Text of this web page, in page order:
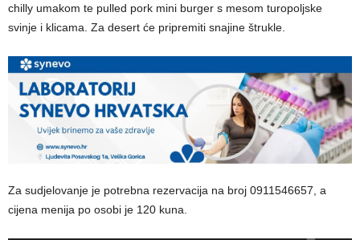
chilly umakom te pulled pork mini burger s mesom turopoljske
svinje i klicama. Za desert će pripremiti snajine štrukle.
Za sudjelovanje je potrebna rezervacija na broj 0911546657, a
cijena menija po osobi je 120 kuna.